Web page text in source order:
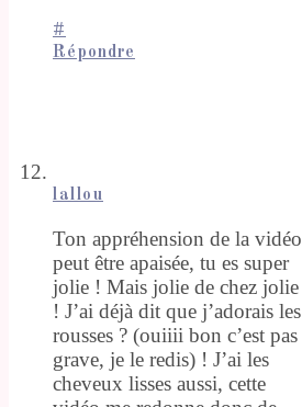
#
Répondre
lallou
Ton appréhension de la vidéo
peut être apaisée, tu es super
jolie ! Mais jolie de chez jolie
! J’ai déjà dit que j’adorais les
rousses ? (ouiiii bon c’est pas
grave, je le redis) ! J’ai les
cheveux lisses aussi, cette